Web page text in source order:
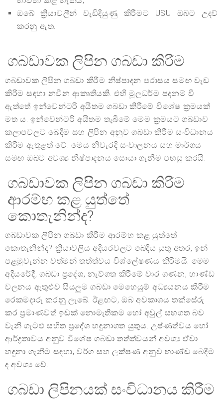
ඔබේ ක්‍රියාවලීන් වැඩිදියුණු කිරීමට USU ඔබට උදව්
කරනු ඇත.
ගබඩාවක ලිපින ගබඩා කිරීම
ගබඩාවක ලිපින ගබඩා කිරීම නිෂ්පාදන පරාසය සමඟ වැඩ
කිරීම සඳහා නවීන ආකෘතියකි. එහි මූලධර්ම පදනම් වී
ඇත්තේ ඉන්වෙන්ටරි අයිතම ගබඩා කිරීමේ විශේෂ ක්‍රමයක්
මත ය. ඉන්වෙන්ටරි අයිතම තැබීමේ මෙම ක්‍රමයට ගබඩාව
කලාපවලට බෙදීම සහ ලිපින අනුව ගබඩා කිරීම සංවිධානය
කිරීම ඇතුළත් වේ. මෙය නිවැරදි සංචාලනය සහ මාර්ගය
සමඟ ඔබට අවශ්‍ය නිෂ්පාදනය සොයා ගැනීම පහසු කරයි.
ගබඩාවක ලිපින ගබඩා කිරීම
ආරම්භ කළ යුත්තේ
කොතැනින්ද?
ගබඩාවක ලිපින ගබඩා කිරීම ආරම්භ කළ යුත්තේ
කොතැනින්ද? ක්‍රියාවලිය අදියරවලට බෙදිය යුතු අතර, ඉන්
පළමුවැන්න වත්මන් තත්ත්වය විශ්ලේෂණය කිරීමයි. මෙම
අදියරේදී, ගබඩා ප්‍රදේශ, නැව්ගත කිරීමේ වාර ගණන, භාණ්ඩ
චලනය ඇතුළුව සියලුම ගබඩා මෙහෙයුම් අධ්‍යයනය කිරීම
රෙකමදාරු කරනු ලැබේ. ඊළඟට, ඔබ අවකාශය තක්සේරු
කර ප්‍රමාණවත් ඉඩක් නොමැතිකම හෝ අවුල් සහගත බව
වැනි ගැටළු සහිත ප්‍රදේශ හඳුනාගත යුතුය. උෂ්ණත්වය හෝ
ආර්ද්‍රතාවය අනුව විශේෂ ගබඩා තත්ත්වයන් අවශ්‍ය ඒවා
හඳුනා ගැනීම සඳහා, වර්ග සහ ලක්ෂණ අනුව භාණ්ඩ බෙදීම
ද අවශ්‍ය වේ.
ගබඩා ලිපිනයක් සංවිධානය කිරීම